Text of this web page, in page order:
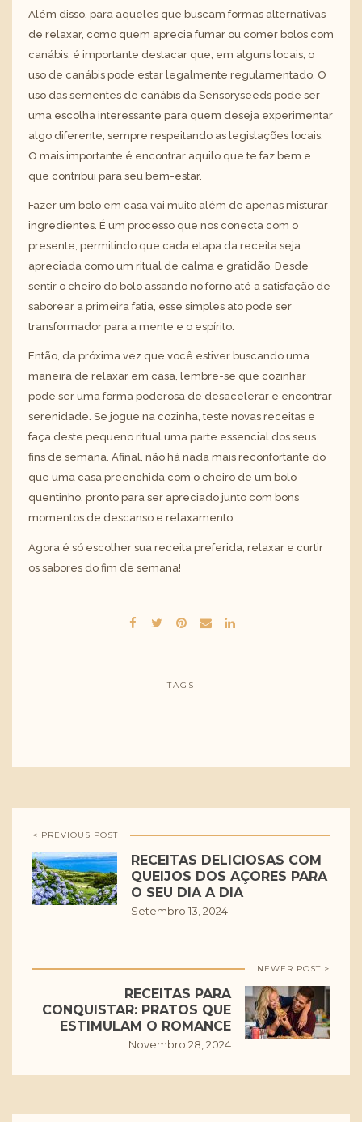
Além disso, para aqueles que buscam formas alternativas
de relaxar, como quem aprecia fumar ou comer bolos com
canábis, é importante destacar que, em alguns locais, o
uso de canábis pode estar legalmente regulamentado. O
uso das sementes de canábis da Sensoryseeds pode ser
uma escolha interessante para quem deseja experimentar
algo diferente, sempre respeitando as legislações locais.
O mais importante é encontrar aquilo que te faz bem e
que contribui para seu bem-estar.
Fazer um bolo em casa vai muito além de apenas misturar
ingredientes. É um processo que nos conecta com o
presente, permitindo que cada etapa da receita seja
apreciada como um ritual de calma e gratidão. Desde
sentir o cheiro do bolo assando no forno até a satisfação de
saborear a primeira fatia, esse simples ato pode ser
transformador para a mente e o espírito.
Então, da próxima vez que você estiver buscando uma
maneira de relaxar em casa, lembre-se que cozinhar
pode ser uma forma poderosa de desacelerar e encontrar
serenidade. Se jogue na cozinha, teste novas receitas e
faça deste pequeno ritual uma parte essencial dos seus
fins de semana. Afinal, não há nada mais reconfortante do
que uma casa preenchida com o cheiro de um bolo
quentinho, pronto para ser apreciado junto com bons
momentos de descanso e relaxamento.
Agora é só escolher sua receita preferida, relaxar e curtir
os sabores do fim de semana!
TAGS
< PREVIOUS POST
RECEITAS DELICIOSAS COM
QUEIJOS DOS AÇORES PARA
O SEU DIA A DIA
Setembro 13, 2024
NEWER POST >
RECEITAS PARA
CONQUISTAR: PRATOS QUE
ESTIMULAM O ROMANCE
Novembro 28, 2024